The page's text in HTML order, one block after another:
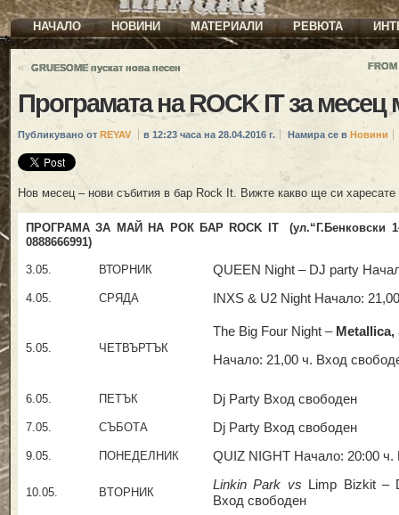
НАЧАЛО НОВИНИ МАТЕРИАЛИ РЕВЮТА
« GRUESOME пускат нова песен
Програмата на ROCK IT за месец
Публикувано от REYAV в 12:23 часа на 28.04.2016 г. Намира се в Новини
Нов месец – нови събития в бар Rock It. Вижте какво ще си
ПРОГРАМА ЗА МАЙ НА РОК БАР ROCK IT(ул.“Г.Бенковски
0888666991)
3.05. ВТОРНИК QUEEN Night – DJ party
4.05. СРЯДА INXS & U2 Night Начало:
5.05. ЧЕТВЪРТЪК
The Big Four Night – Metallica,
Начало: 21,00 ч. Вход
6.05. ПЕТЪК Dj Party Вход свободен
7.05. СЪБОТА Dj Party Вход свободен
9.05. ПОНЕДЕЛНИК QUIZ NIGHT Начало: 20:00 ч.
10.05. ВTОРНИК
Linkin Park vs
Limp Bizkit –
Вход свободен